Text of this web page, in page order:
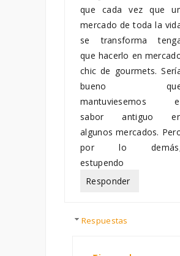
que cada vez que
mercado de toda la
se transforma
que hacerlo en
chic de gourmets.
bueno
mantuviesemos
sabor antiguo
algunos mercados.
por lo
estupendo
Responder
Respuestas